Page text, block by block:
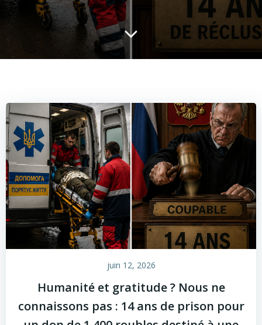
juin 12, 2026
Humanité et gratitude ? Nous ne
connaissons pas : 14 ans de prison pour